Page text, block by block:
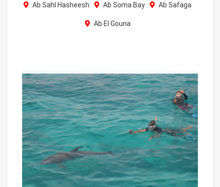
Ab Sahl Hasheesh Ab Soma Bay Ab Safaga
Ab El Gouna